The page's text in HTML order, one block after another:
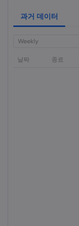
과거 데이터
Weekly
날짜 종료